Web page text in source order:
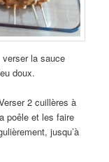
la sauce
doux.
2 cuillères à
poêle et les faire
jusqu’à